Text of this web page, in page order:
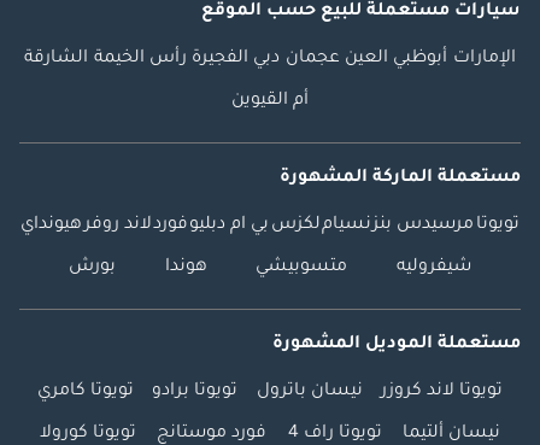
سيارات مستعملة للبيع حسب الموقع
الإمارات أبوظبي العين عجمان دبي الفجيرة رأس الخيمة الشارقة
أم القيوين
مستعملة الماركة المشهورة
تويوتا مرسيدس بنزنسياملكزس بي ام دبليوفوردلاند روفرهيونداي
شيفروليه متسوبيشي هوندا بورش
مستعملة الموديل المشهورة
تويوتا لاند كروزر نيسان باترول تويوتا برادو تويوتا كامري
نيسان ألتيما تويوتا راف 4 فورد موستانج تويوتا كورولا